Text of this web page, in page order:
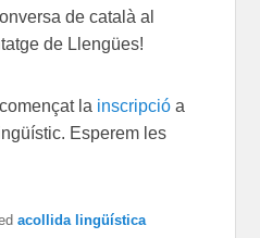
de català al
de Llengües!
la inscripció a
Esperem les
acollida lingüística